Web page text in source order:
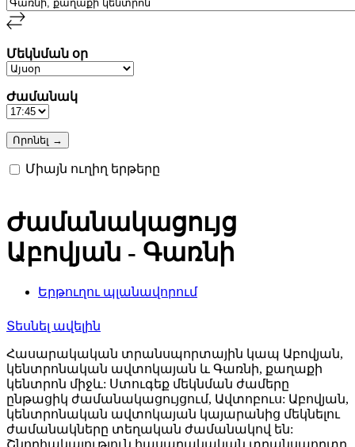
Մեկնման օր
Ժամանակ
Միայն ուղիղ երթերը
Ժամանակացույց
Աբովյան - Գառնի
Երթուղու պլանավորում
Տեսնել ավելին
Հասարակական տրանսպորտային կապ Աբովյան,
կենտրոնական ավտոկայան և Գառնի, քաղաքի
կենտրոն միջև: Ստուգեք մեկնման ժամերը
ընթացիկ ժամանակացույցում, Ավտոբուս: Աբովյան,
կենտրոնական ավտոկայան կայարանից մեկնելու
ժամանակները տեղական ժամանակով են: